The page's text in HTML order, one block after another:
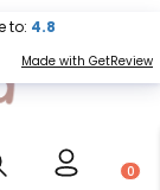
to: 4.8
Made with GetReview